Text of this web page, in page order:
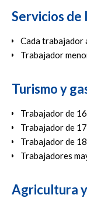
Servicios de
Cada trabajador
Trabajador
Turismo y
Trabajador de
Trabajador de
Trabajador de
Trabajadores
Agricultura